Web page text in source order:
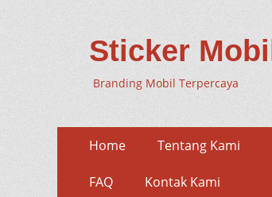
Sticker Mobil
Branding Mobil Terpercaya
Primary
content
Home Tentang Kami
FAQ Kontak Kami